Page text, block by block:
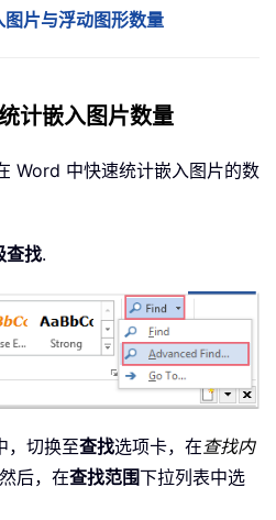
片与浮动图形数量
计嵌入图片数量
Word 中快速统计嵌入图片的数
查找.
，切换至查找选项卡，在查找内
后，在查找范围下拉列表中选